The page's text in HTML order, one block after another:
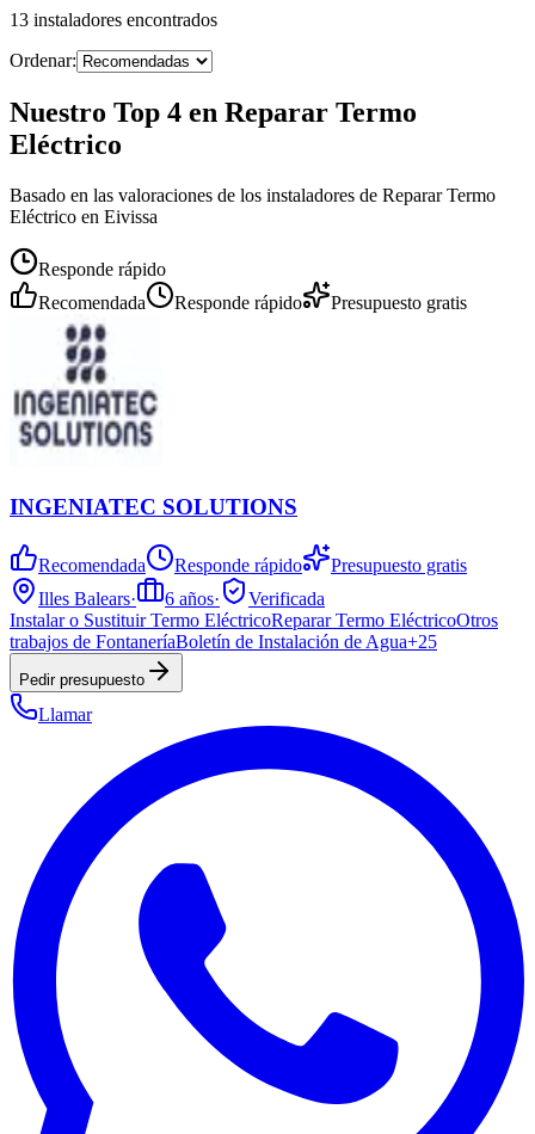
13 instaladores encontrados
Ordenar:
Nuestro Top 4 en Reparar Termo
Eléctrico
Basado en las valoraciones de los instaladores de Reparar Termo
Eléctrico en Eivissa
Responde rápido
Recomendada
Responde rápido Presupuesto gratis
INGENIATEC SOLUTIONS
Recomendada Responde rápido
Presupuesto gratis
Illes Balears· 6 años·
Verificada
Instalar o Sustituir Termo EléctricoReparar Termo EléctricoOtros
trabajos de FontaneríaBoletín de Instalación de Agua+25
Pedir presupuesto
Llamar